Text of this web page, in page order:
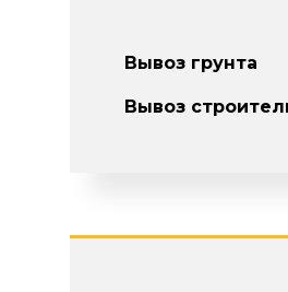
Вывоз грунта
Вывоз